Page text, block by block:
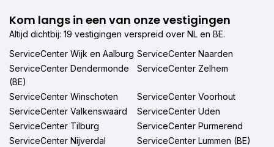
Kom langs in een van onze vestigingen
Altijd dichtbij: 19 vestigingen verspreid over NL en BE.
ServiceCenter Wijk en Aalburg ServiceCenter Naarden
ServiceCenter Dendermonde
(BE)
ServiceCenter Zelhem
ServiceCenter Winschoten
ServiceCenter Voorhout
ServiceCenter Valkenswaard
ServiceCenter Uden
ServiceCenter Tilburg
ServiceCenter Purmerend
ServiceCenter Nijverdal
ServiceCenter Lummen (BE)